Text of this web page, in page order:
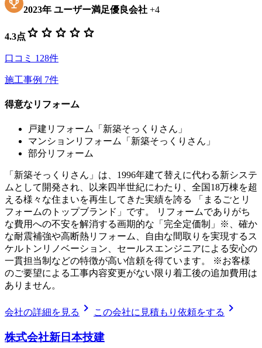
2023年 ユーザー満足優良会社 +4
4.3点 star star star star star
口コミ 128件
施工事例 7件
得意なリフォーム
戸建リフォーム「新築そっくりさん」
マンションリフォーム「新築そっくりさん」
部分リフォーム
「新築そっくりさん」は、1996年建て替えに代わる新システ
ムとして開発され、以来四半世紀にわたり、全国18万棟を超
える様々な住まいを再生してきた実績を誇る 「まるごとリ
フォームのトップブランド」です。 リフォームでありがち
な費用への不安を解消する画期的な「完全定価制」※、確か
な耐震補強や高断熱リフォーム、自由な間取りを実現するス
ケルトンリノベーション、セールスエンジニアによる安心の
一貫担当制などの特徴が高い信頼を得ています。 ※お客様
のご要望による工事内容変更がない限り着工後の追加費用は
ありません。
会社の詳細を見る chevron_right この会社に見積もり依頼をする chevron_right
株式会社新日本技建